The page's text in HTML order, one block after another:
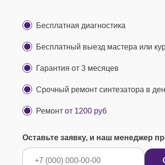
Бесплатная диагностика
Бесплатный выезд мастера или
Гарантия от 3 месяцев
Срочный ремонт синтезатора в
Ремонт от 1200 руб
Оставьте заявку, и наш менеджер